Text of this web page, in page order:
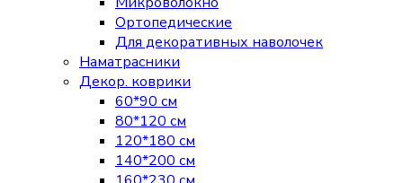
Ортопедические
Для декоративных наволочек
Наматрасники
Декор. коврики
60*90 см
80*120 см
120*180 см
140*200 см